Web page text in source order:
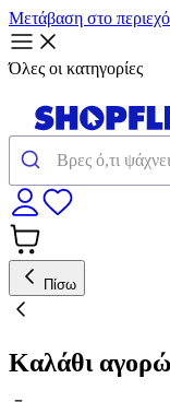
Μετάβαση στο
Όλες οι κατηγορίες
Πίσω
Καλάθι